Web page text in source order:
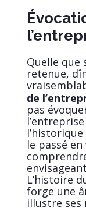
Quelle que
retenue,
de
pas
le passé
L’histoire
forge une
illustre ses